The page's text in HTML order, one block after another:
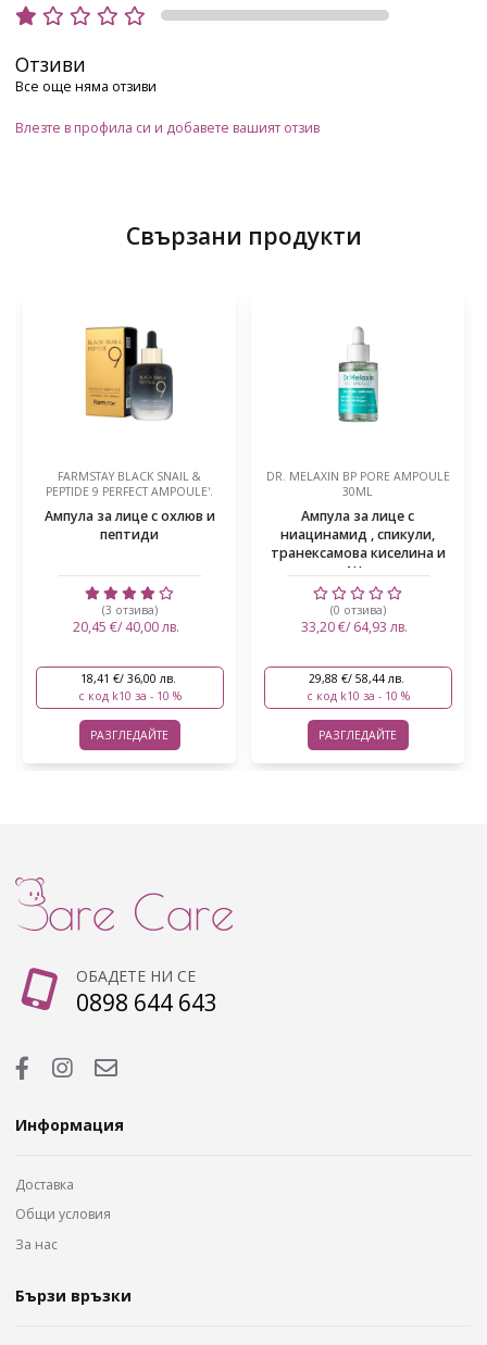
Отзиви
Все още няма отзиви
Влезте в профила си и добавете вашият отзив
Свързани продукти
FARMSTAY BLACK SNAIL &
PEPTIDE 9 PERFECT AMPOULE'.
Ампула за лице с охлюв и
пептиди
(3 отзива)
20,45 €/ 40,00 лв.
18,41 €/ 36,00 лв.
с код k10 за - 10 %
РАЗГЛЕДАЙТЕ
DR. MELAXIN BP PORE AMPOULE
30ML
Ампула за лице с
ниацинамид , спикули,
транексамова киселина и
AH...
(0 отзива)
33,20 €/ 64,93 лв.
29,88 €/ 58,44 лв.
с код k10 за - 10 %
РАЗГЛЕДАЙТЕ
ОБАДЕТЕ НИ СЕ
0898 644 643
Информация
Доставка
Общи условия
За нас
Бързи връзки